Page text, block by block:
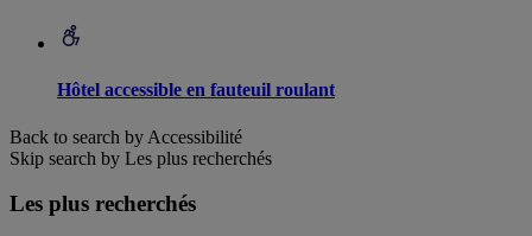
Hôtel accessible en fauteuil roulant
Back to search by Accessibilité
Skip search by Les plus recherchés
Les plus recherchés